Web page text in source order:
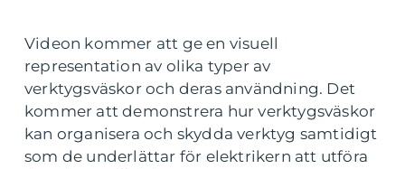
Videon kommer att ge en visuell
representation av olika typer av
verktygsväskor och deras användning. Det
kommer att demonstrera hur verktygsväskor
kan organisera och skydda verktyg samtidigt
som de underlättar för elektrikern att utföra